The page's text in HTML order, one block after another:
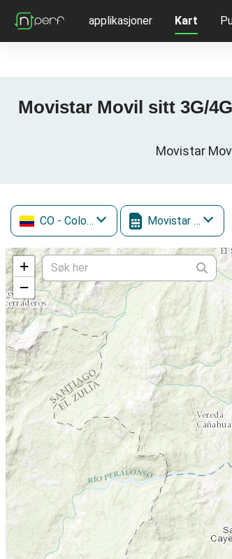
applikasjoner Kart
Movistar Movil sitt 3G/
Movistar
CO - Colombia Movistar Movil
+
−